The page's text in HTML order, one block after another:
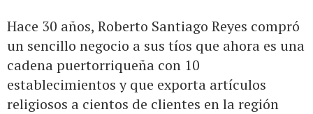
Hace 30 años, Roberto Santiago Reyes compró
un sencillo negocio a sus tíos que ahora es una
cadena puertorriqueña con 10
establecimientos y que exporta artículos
religiosos a cientos de clientes en la región